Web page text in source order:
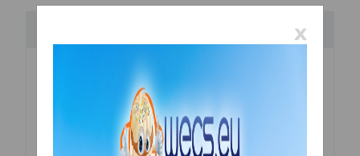
Hochwertige geschmeidige Silikonform aus 100 %
antihaftbeschichtetem Platin-Silikon, das beste
Silikon für Lebensmittelkontakt. Einfach zu
gebrauchen und leicht zu säubern.
x